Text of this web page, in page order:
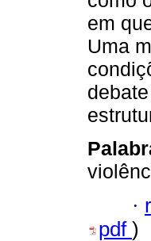
em
Uma
·
pdf )